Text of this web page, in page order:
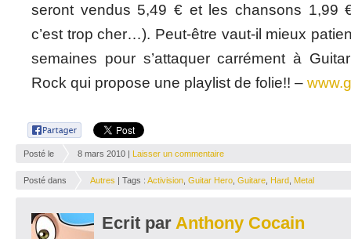
seront vendus 5,49 € et les chansons 1,99
c’est trop cher…). Peut-être vaut-il mieux
semaines pour s’attaquer carrément à
Rock qui propose une playlist de folie!! –
Posté le 8 mars 2010 | Laisser un commentaire
Posté dans Autres | Tags : Activision Guitar Hero Guitare Hard Metal
Ecrit par Anthony Cocain